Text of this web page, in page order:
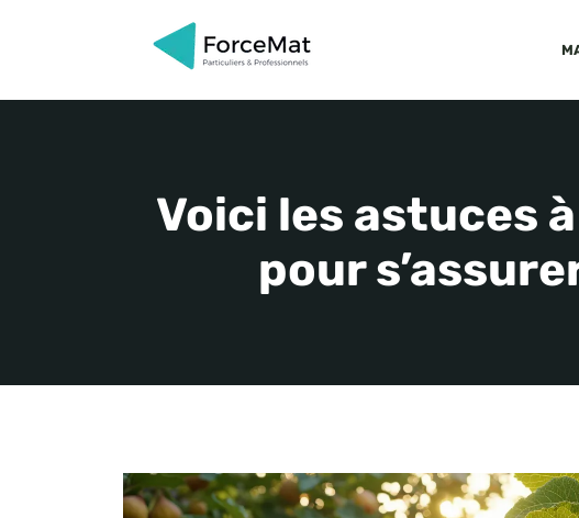
Voici les astuces
pour